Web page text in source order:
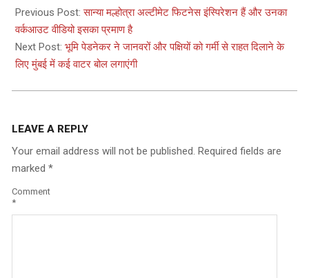
05-
18
Previous Post:सान्या मल्होत्रा ​अल्टीमेट फिटनेस इंस्पिरेशन हैं और उनका
वर्कआउट वीडियो इसका प्रमाण है
Next Post: भूमि पेडनेकर ने जानवरों और पक्षियों को गर्मी से राहत दिलाने के
लिए मुंबई में कई वाटर बोल लगाएंगी
LEAVE A REPLY
Your email address will not be published. Required fields are
marked *
Comment
*